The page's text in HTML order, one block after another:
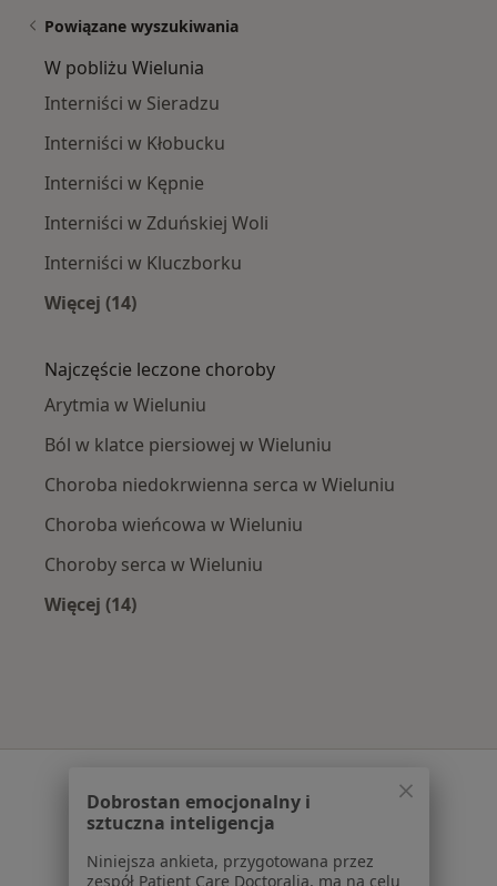
Powiązane wyszukiwania
W pobliżu Wielunia
Interniści w Sieradzu
Interniści w Kłobucku
Interniści w Kępnie
Interniści w Zduńskiej Woli
Interniści w Kluczborku
Więcej (14)
Najczęście leczone choroby
Arytmia w Wieluniu
Ból w klatce piersiowej w Wieluniu
Choroba niedokrwienna serca w Wieluniu
Choroba wieńcowa w Wieluniu
Choroby serca w Wieluniu
Więcej (14)
Regulamin
Polityka prywatności profesjonalistów
Dobrostan emocjonalny i
sztuczna inteligencja
Niniejsza ankieta, przygotowana przez
zespół Patient Care Doctoralia, ma na celu